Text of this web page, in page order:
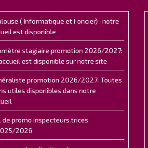
( Informatique et Foncier) : notre
est disponible
stagiaire promotion 2026/2027:
est disponible sur notre site
promotion 2026/2027: Toutes
utiles disponibles dans notre
de promo inspecteurs.trices
2026